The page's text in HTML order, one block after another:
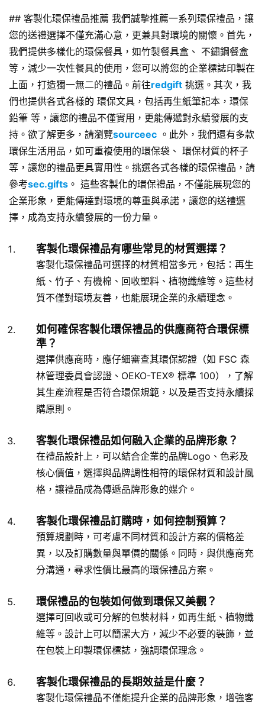
## 客製化環保禮品推薦 我們誠摯推薦一系列環保禮品，讓
您的送禮選擇不僅充滿心意，更兼具對環境的關懷。首先，
我們提供多樣化的環保餐具，如竹製餐具盒、 不鏽鋼餐盒
等，減少一次性餐具的使用，您可以將您的企業標誌印製在
上面，打造獨一無二的禮品。前往redgift 挑選。其次，我
們也提供各式各樣的 環保文具，包括再生紙筆記本，環保
鉛筆 等，讓您的禮品不僅實用，更能傳遞對永續發展的支
持。欲了解更多，請瀏覽sourceec 。此外，我們還有多款
環保生活用品，如可重複使用的環保袋、 環保材質的杯子
等，讓您的禮品更具實用性。挑選各式各樣的環保禮品，請
參考sec.gifts 。 這些客製化的環保禮品，不僅能展現您的
企業形象，更能傳達對環境的尊重與承諾，讓您的送禮選
擇，成為支持永續發展的一份力量。
客製化環保禮品有哪些常見的材質選擇？
客製化環保禮品可選擇的材質相當多元，包括：再生
紙、竹子、有機棉、回收塑料、植物纖維等。這些材
質不僅對環境友善，也能展現企業的永續理念。
如何確保客製化環保禮品的供應商符合環保標
準？
選擇供應商時，應仔細審查其環保認證（如 FSC 森
林管理委員會認證、OEKO-TEX® 標準 100），了解
其生產流程是否符合環保規範，以及是否支持永續採
購原則。
客製化環保禮品如何融入企業的品牌形象？
在禮品設計上，可以結合企業的品牌Logo、色彩及
核心價值，選擇與品牌調性相符的環保材質和設計風
格，讓禮品成為傳遞品牌形象的媒介。
客製化環保禮品訂購時，如何控制預算？
預算規劃時，可考慮不同材質和設計方案的價格差
異，以及訂購數量與單價的關係。同時，與供應商充
分溝通，尋求性價比最高的環保禮品方案。
環保禮品的包裝如何做到環保又美觀？
選擇可回收或可分解的包裝材料，如再生紙、植物纖
維等。設計上可以簡潔大方，減少不必要的裝飾，並
在包裝上印製環保標誌，強調環保理念。
客製化環保禮品的長期效益是什麼？
客製化環保禮品不僅能提升企業的品牌形象，增強客